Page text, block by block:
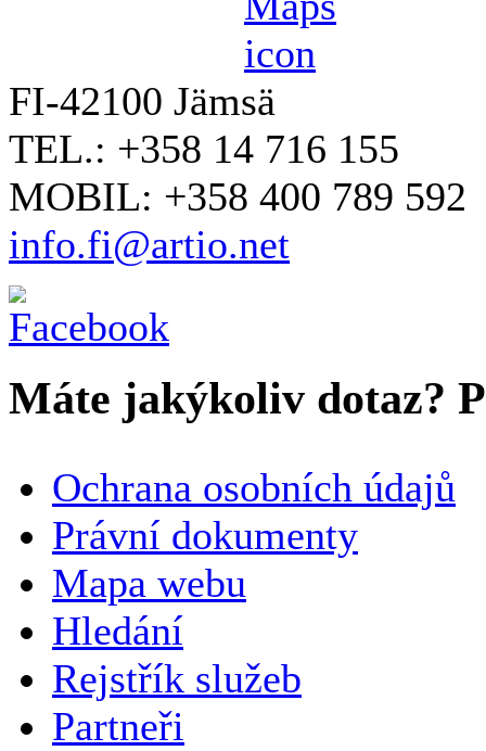
FI-42100 Jämsä
TEL.: +358 14 716 155
MOBIL: +358 400 789 592
info.fi@artio.net
Máte jakýkoliv dotaz?
SPOLEČNOST / ORGANIZACE
E-MAILOVÁ ADRESA
TELEFON
Ochrana osobních údajů
Právní dokumenty
Mapa webu
Hledání
Rejstřík služeb
Partneři